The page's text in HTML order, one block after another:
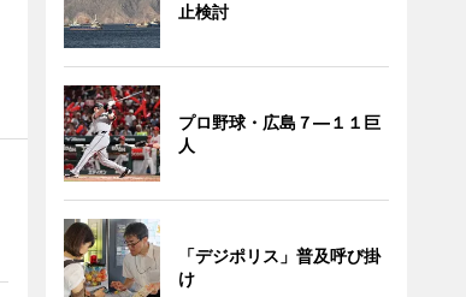
止検討
プロ野球・広島７―１１巨
人
「デジポリス」普及呼び掛
け